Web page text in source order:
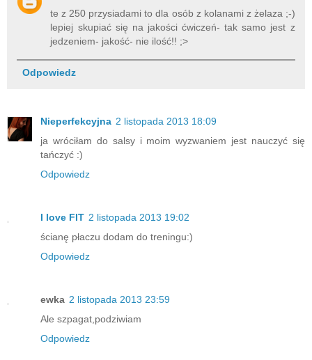
te z 250 przysiadami to dla osób z kolanami z żelaza ;-)
lepiej skupiać się na jakości ćwiczeń- tak samo jest z
jedzeniem- jakość- nie ilość!! ;>
Odpowiedz
Nieperfekcyjna 2 listopada 2013 18:09
ja wróciłam do salsy i moim wyzwaniem jest nauczyć się
tańczyć :)
Odpowiedz
I love FIT 2 listopada 2013 19:02
ścianę płaczu dodam do treningu:)
Odpowiedz
ewka 2 listopada 2013 23:59
Ale szpagat,podziwiam
Odpowiedz